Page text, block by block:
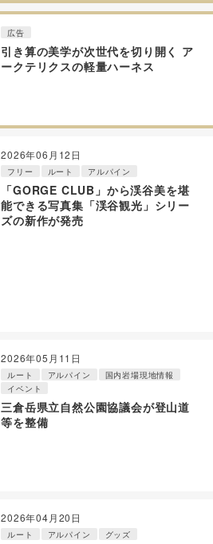
広告
引き算の美学が次世代を切り開く ア
ークテリクスの軽量ハーネス
2026年06月12日
フリー ルート アルパイン
「GORGE CLUB」から渓谷美を堪
能できる写真集「渓谷観光」シリー
ズの新作が発売
2026年05月11日
ルート アルパイン
国内岩場現地情報
イベント
三倉岳県立自然公園協議会が登山道
等を整備
2026年04月20日
ルート アルパイン グッズ